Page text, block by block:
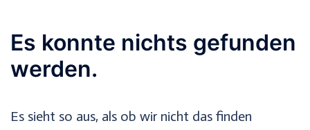
Es konnte nichts gefunden
werden.
Es sieht so aus, als ob wir nicht das finden